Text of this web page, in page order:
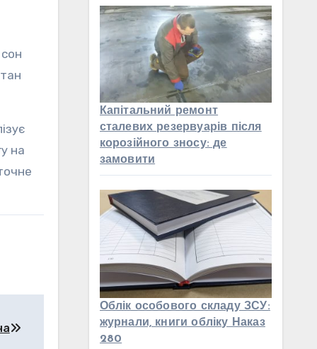
на
Капітальний ремонт
сталевих резервуарів після
корозійного зносу: де
замовити
Облік особового складу ЗСУ:
журнали, книги обліку Наказ
280